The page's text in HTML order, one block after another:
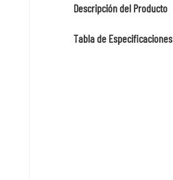
Descripción del Producto
Tabla de Especificaciones